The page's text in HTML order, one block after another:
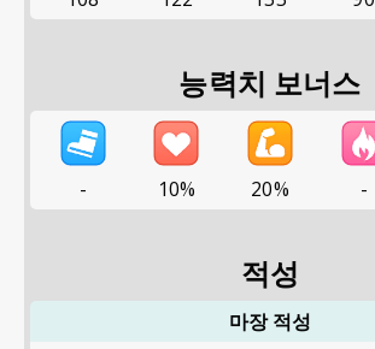
능력치 보너스
- 10% 20% -
적성
마장 적성